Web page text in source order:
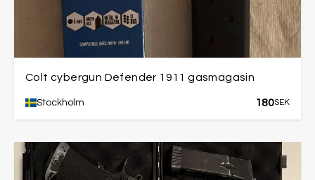
Colt cybergun Defender 1911 gasmagasin
Stockholm 180SEK